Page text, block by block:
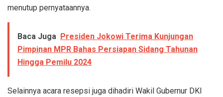
menutup pernyataannya.
Baca Juga Presiden Jokowi Terima Kunjungan
Pimpinan MPR Bahas Persiapan Sidang Tahunan
Hingga Pemilu 2024
Selainnya acara resepsi juga dihadiri Wakil Gubernur DKI